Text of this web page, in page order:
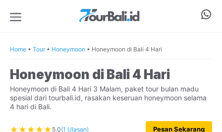
Home • Tour• Honeymoon • Honeymoon di Bali 4 Hari
Honeymoon di Bali 4 Hari
Honeymoon di Bali 4 Hari 3 Malam, paket tour bulan madu
spesial dari tourbali.id, rasakan keseruan honeymoon selama
4 hari di Bali.
★ ★ ★ ★ ★ 5.0(1 Ulasan) Pesan Sekarang